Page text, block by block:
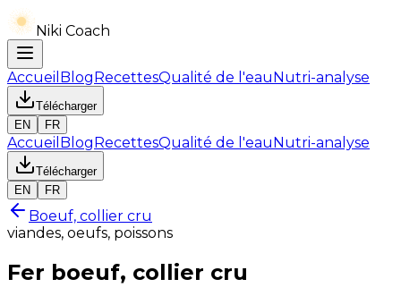
Niki Coach
Accueil BlogRecettesQualité de l'eauNutri-analyse
Télécharger
EN
FR
Accueil BlogRecettesQualité de l'eauNutri-analyse
Télécharger
EN
FR
Boeuf, collier cru
viandes, oeufs, poissons
Fer boeuf, collier cru